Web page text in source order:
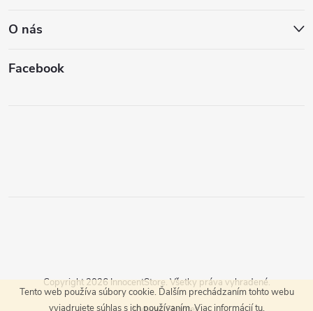
Tento web používa súbory cookie. Ďalším prechádzaním tohto webu
vyjadrujete súhlas s ich používaním. Viac informáciítu.
O nás
Facebook
Copyright 2026 InnocentStore. Všetky práva vyhradené.